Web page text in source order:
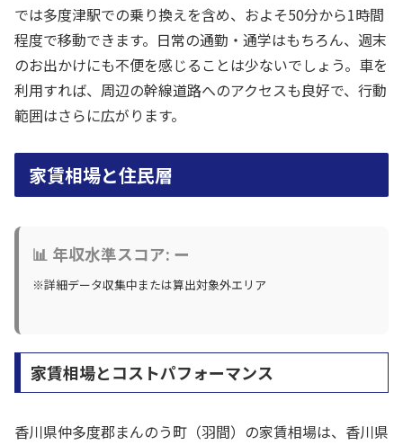
では多度津駅での乗り換えを含め、およそ50分から1時間
程度で移動できます。日常の通勤・通学はもちろん、週末
のお出かけにも不便を感じることは少ないでしょう。車を
利用すれば、周辺の幹線道路へのアクセスも良好で、行動
範囲はさらに広がります。
家賃相場と住民層
📊 年収水準スコア: ー
※詳細データ収集中または算出対象外エリア
家賃相場とコストパフォーマンス
香川県仲多度郡まんのう町（羽間）の家賃相場は、香川県